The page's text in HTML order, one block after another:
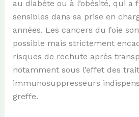
au diabète ou à l’obésité, qui a
sensibles dans sa prise en
années. Les cancers du foie
possible mais strictement
risques de rechute après
notamment sous l’effet des
immunosuppresseurs
greffe.